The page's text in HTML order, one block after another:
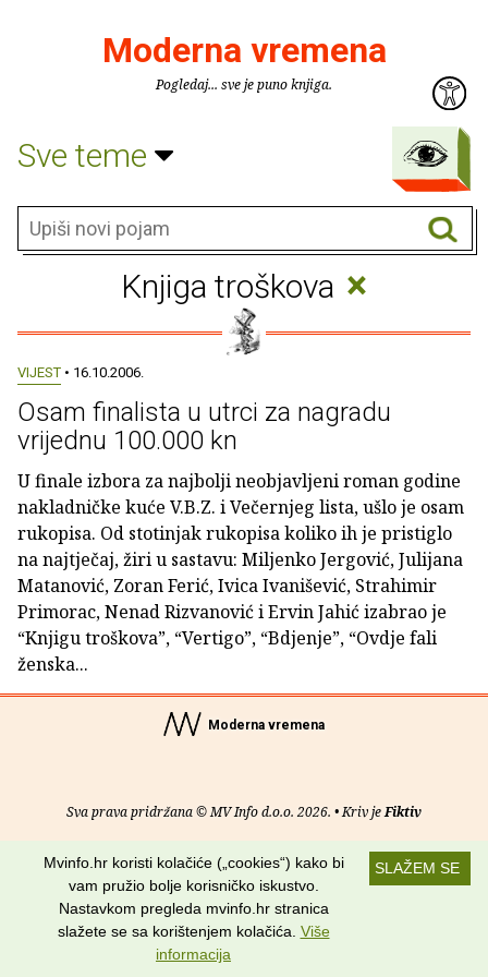
Moderna vremena
Pogledaj... sve je puno knjiga.
Sve teme
Knjiga troškova ×
VIJEST • 16.10.2006.
Osam finalista u utrci za nagradu
vrijednu 100.000 kn
U finale izbora za najbolji neobjavljeni roman godine
nakladničke kuće V.B.Z. i Večernjeg lista, ušlo je osam
rukopisa. Od stotinjak rukopisa koliko ih je pristiglo
na najtječaj, žiri u sastavu: Miljenko Jergović, Julijana
Matanović, Zoran Ferić, Ivica Ivanišević, Strahimir
Primorac, Nenad Rizvanović i Ervin Jahić izabrao je
“Knjigu troškova”, “Vertigo”, “Bdjenje”, “Ovdje fali
ženska...
Moderna vremena
Sva prava pridržana © MV Info d.o.o. 2026. • Kriv jeFiktiv
O nama • Pomoć• Uvjeti korištenja• RSS kanali
Potraži nas na:
SLAŽEM SE
Mvinfo.hr koristi kolačiće („cookies“) kako bi
vam pružio bolje korisničko iskustvo.
Nastavkom pregleda mvinfo.hr stranica
slažete se sa korištenjem kolačića. Više
informacija